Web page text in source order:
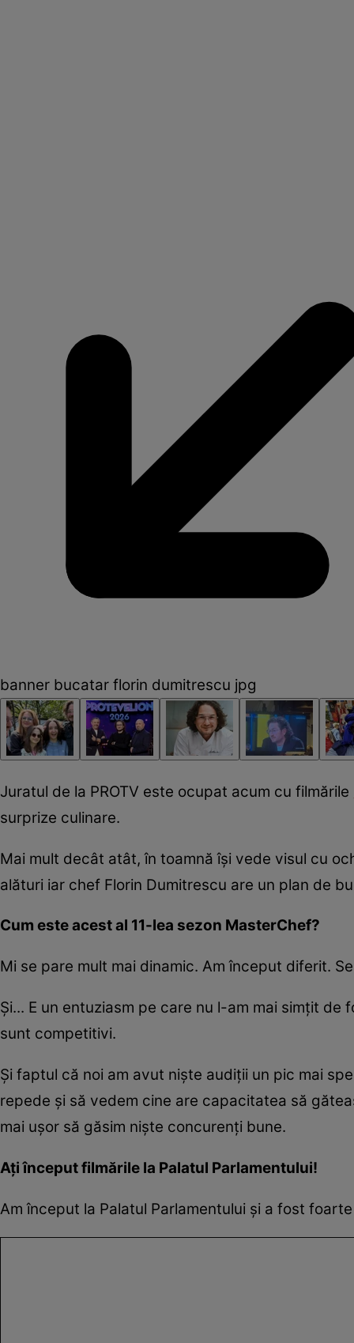
banner bucatar florin dumitrescu jpg
Juratul de la PROTV este ocupat acum cu filmările
surprize culinare.
Mai mult decât atât, în toamnă își vede visul cu
alături iar chef Florin Dumitrescu are un plan de
Cum este acest al 11-lea sezon MasterChef?
Mi se pare mult mai dinamic. Am început diferit.
Și... E un entuziasm pe care nu l-am mai simțit
sunt competitivi.
Și faptul că noi am avut niște audiții un pic mai
repede și să vedem cine are capacitatea să
mai ușor să găsim niște concurenți bune.
Ați început filmările la Palatul Parlamentului!
Am început la Palatul Parlamentului și a fost